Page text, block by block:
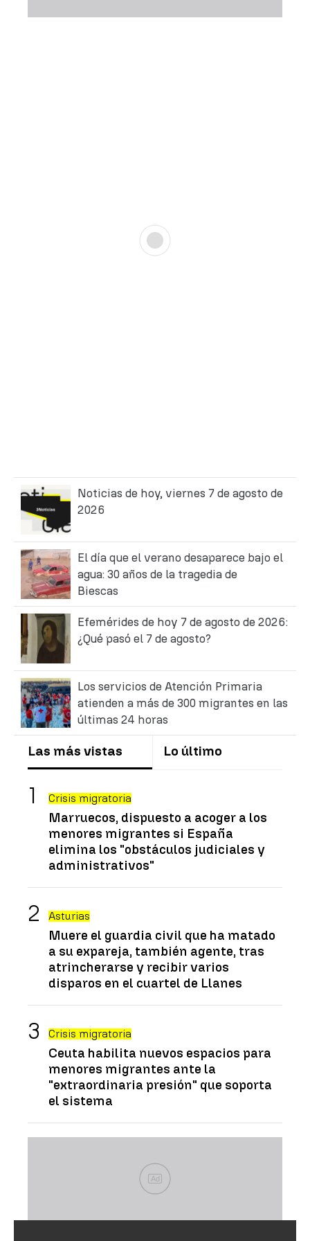
Noticias de hoy, viernes 7 de agosto de
2026
El día que el verano desaparece bajo el
agua: 30 años de la tragedia de
Biescas
Efemérides de hoy 7 de agosto de 2026:
¿Qué pasó el 7 de agosto?
Los servicios de Atención Primaria
atienden a más de 300 migrantes en las
últimas 24 horas
Las más vistas Lo último
Crisis migratoria
Marruecos, dispuesto a acoger a los
menores migrantes si España
elimina los "obstáculos judiciales y
administrativos"
Asturias
Muere el guardia civil que ha matado
a su expareja, también agente, tras
atrincherarse y recibir varios
disparos en el cuartel de Llanes
Crisis migratoria
Ceuta habilita nuevos espacios para
menores migrantes ante la
"extraordinaria presión" que soporta
el sistema
Ad